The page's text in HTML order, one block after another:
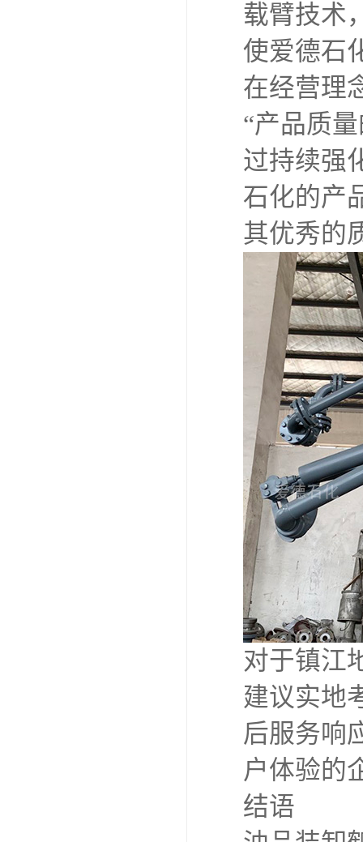
载臂技术
使爱德石
在经营理
“产品质
过持续强
石化的产
其优秀的
对于镇江
建议实地
后服务响
户体验的
结语